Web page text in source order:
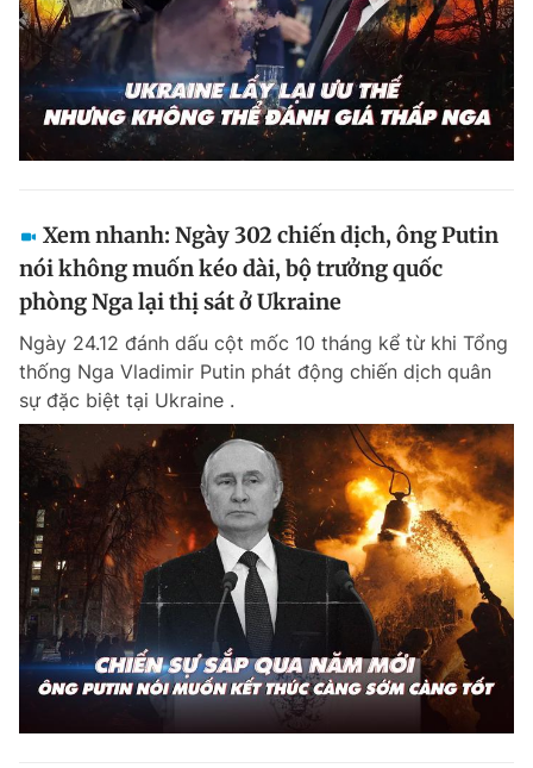
Xem nhanh: Ngày 302 chiến dịch, ông Putin
nói không muốn kéo dài, bộ trưởng quốc
phòng Nga lại thị sát ở Ukraine
Ngày 24.12 đánh dấu cột mốc 10 tháng kể từ khi Tổng
thống Nga Vladimir Putin phát động chiến dịch quân
sự đặc biệt tại Ukraine .